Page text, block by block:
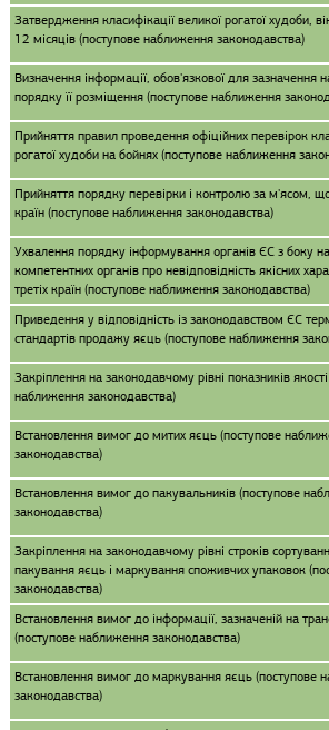
Затвердження класифікації великої рогатої худоби,
12 місяців (поступове наближення законодавства)
Визначення інформації, обов'язкової для зазначення
порядку її розміщення (поступове наближення
Прийняття правил проведення офіційних перевірок
рогатої худоби на бойнях (поступове наближення
Прийняття порядку перевірки і контролю за м'ясом,
країн (поступове наближення законодавства)
Ухвалення порядку інформування органів ЄС з боку
компетентних органів про невідповідність якісних
третіх країн (поступове наближення законодавства)
Приведення у відповідність із законодавством ЄС
стандартів продажу яєць (поступове наближення
Закріплення на законодавчому рівні показників
наближення законодавства)
Встановлення вимог до митих яєць (поступове
законодавства)
Встановлення вимог до пакувальників (поступове
законодавства)
Закріплення на законодавчому рівні строків
пакування яєць і маркування споживчих упаковок
законодавства)
Встановлення вимог до інформації, зазначеній на
(поступове наближення законодавства)
Встановлення вимог до маркування яєць (поступове
законодавства)